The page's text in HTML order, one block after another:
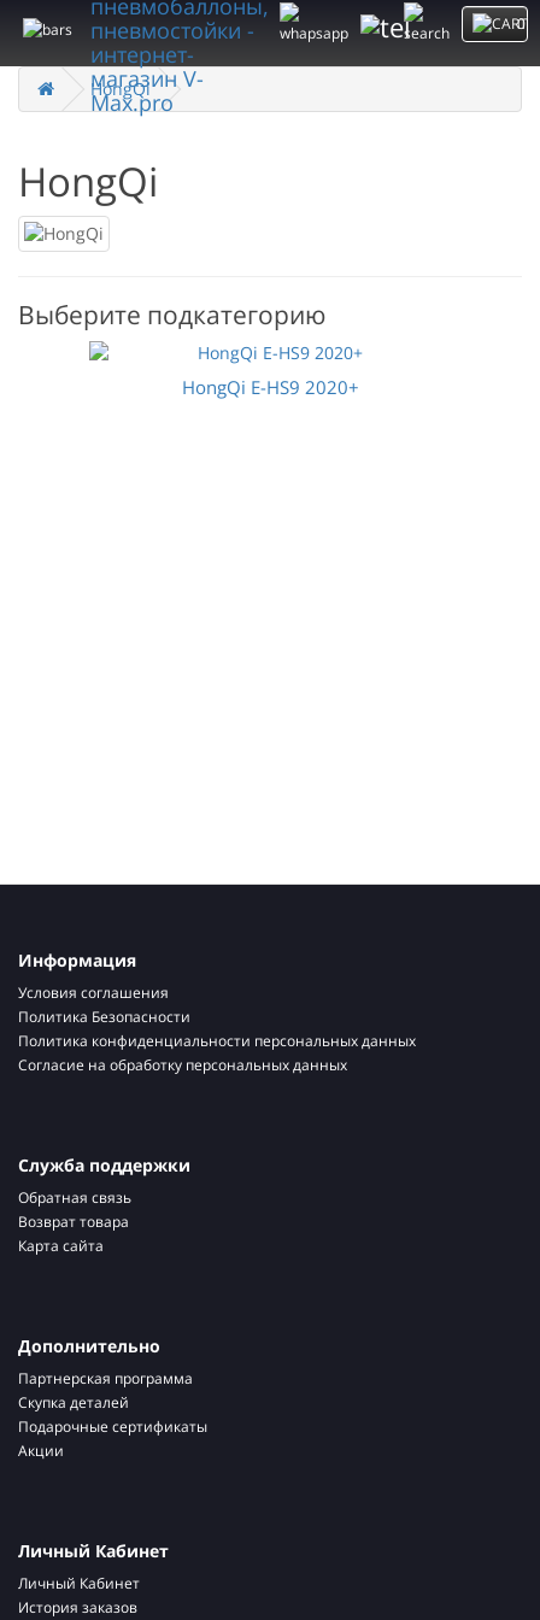
0
HongQi
HongQi
Выберите подкатегорию
HongQi E-HS9 2020+
Информация
Условия соглашения
Политика Безопасности
Политика конфиденциальности персональных данных
Согласие на обработку персональных данных
Служба поддержки
Обратная связь
Возврат товара
Карта сайта
Дополнительно
Партнерская программа
Скупка деталей
Подарочные сертификаты
Акции
Личный Кабинет
Личный Кабинет
История заказов